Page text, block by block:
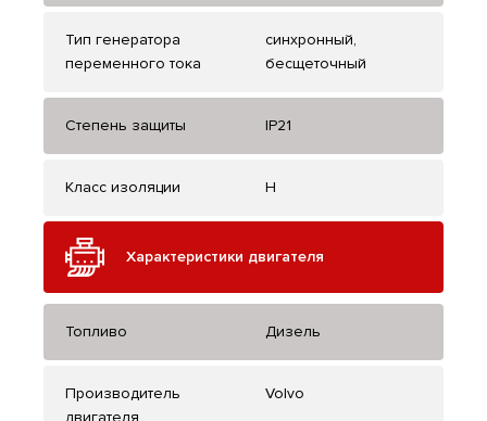
Тип генератора
переменного тока
синхронный,
бесщеточный
Степень защиты IP21
Класс изоляции H
Характеристики двигателя
Топливо Дизель
Производитель
Volvo